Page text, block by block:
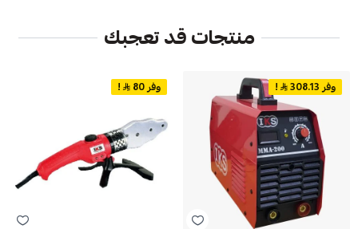
منتجات قد تعجبك
وفر 308.13 ! وفر 80 !